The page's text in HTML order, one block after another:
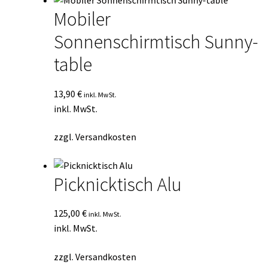
Mobiler
Sonnenschirmtisch Sunny-
table
13,90 € inkl. MwSt.
inkl. MwSt.
zzgl. Versandkosten
Picknicktisch Alu
125,00 € inkl. MwSt.
inkl. MwSt.
zzgl. Versandkosten